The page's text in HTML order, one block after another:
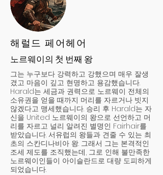
해럴드 페어헤어
노르웨이의 첫 번째 왕
그는 누구보다 강력하고 강했으며 매우 잘생
겼고 마음이 깊고 현명하고 용감했습니다.
Harald는 세금과 권력으로 노르웨이 전체의
소유권을 얻을 때까지 머리를 자르거나 빗지
않겠다고 맹세했습니다. 승리 후 Harald는 자
신을 United 노르웨이의 왕으로 선언하고 머
리를 자르고 널리 알려진 별명인 Fairhair를
받았습니다. 서유럽의 왕들과 견줄 수 있는 최
초의 스칸디나비아 왕. 그래서 그는 본격적인
조세 제도를 조직했는데, 그로 인해 불만족한
노르웨이인들이 아이슬란드로 대량 도피하게
되었습니다.